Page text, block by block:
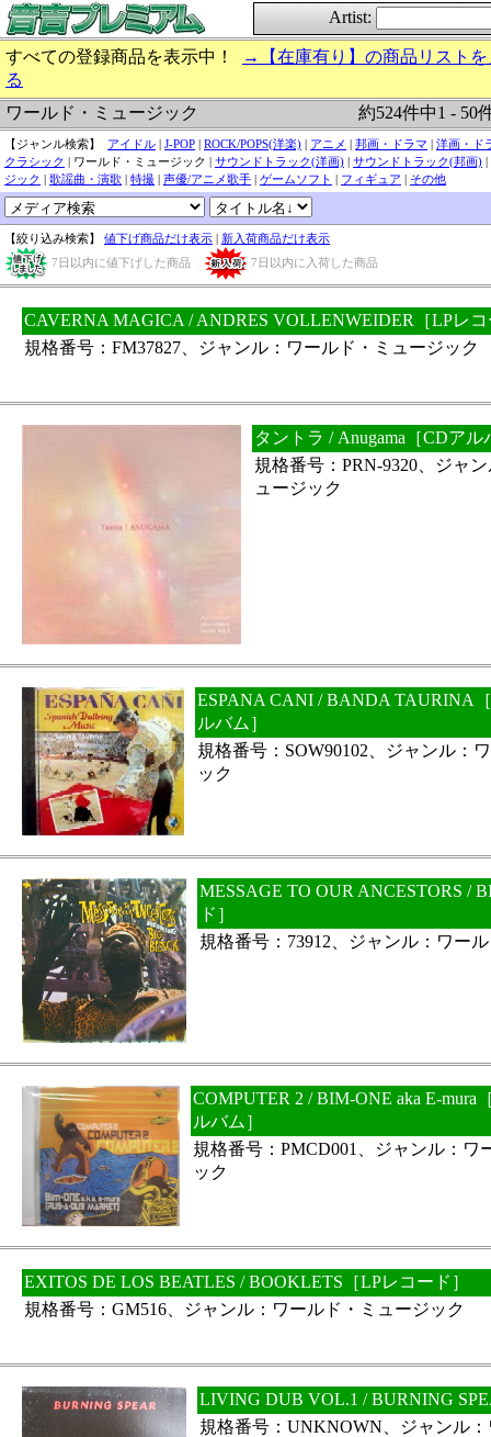
Artist:
すべての登録商品を表示中！
→【在庫有り】の商品リストを
る
ワールド・ミュージック
約524件中1 - 50
【ジャンル検索】 アイドル | J-POP | ROCK/POPS(洋楽) | アニメ | 邦画・ドラマ | 洋画・ド
クラシック | ワールド・ミュージック | サウンドトラック(洋画) | サウンドトラック(邦画) |
ジック | 歌謡曲・演歌 | 特撮 | 声優/アニメ歌手 | ゲームソフト | フィギュア | その他
【絞り込み検索】 値下げ商品だけ表示 | 新入荷商品だけ表示
7日以内に値下げした商品
7日以内に入荷した商品
CAVERNA MAGICA / ANDRES VOLLENWEIDER［LPレ
規格番号：FM37827、ジャンル：ワールド・ミュージック
タントラ / Anugama［CDア
規格番号：PRN-9320、ジャ
ュージック
ESPANA CANI / BANDA TAURINA
ルバム］
規格番号：SOW90102、ジャンル：
ック
MESSAGE TO OUR ANCESTORS /
ド］
規格番号：73912、ジャンル：ワー
COMPUTER 2 / BIM-ONE aka E-mura
ルバム］
規格番号：PMCD001、ジャンル：ワ
ック
EXITOS DE LOS BEATLES / BOOKLETS［LPレコード］
規格番号：GM516、ジャンル：ワールド・ミュージック
LIVING DUB VOL.1 / BURNING
規格番号：UNKNOWN、ジャンル